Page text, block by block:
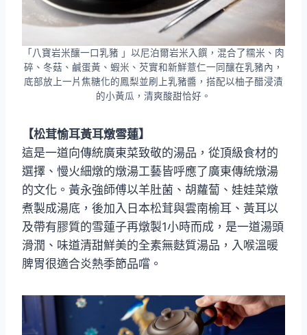
「八寶岩米釀一口乳豬 」以尼泊爾岩米入饌，混合了糯米、肉
碎、冬菇、鹹蛋黃、蝦米、芡實和新鮮薏仁一同釀在乳豬內，
底部放上一片焦糖化的鳳梨並刷上乳豬醬，搭配以柚子醋浸漬
的小黃瓜，清爽酸甜恰好。
【松茸愉耳黃耳燉雪蓮】
這是一道向傳統廣東菜致敬的湯品，從頂級食材的
選擇、慢火細燉的燉湯工藝皆呼應了廣東傳統燉湯
的文化。黃永強師傅以羊肚菌、胡蘿蔔、娃娃菜燉
煮製成湯底，後加入日本松茸與雲南榆耳、黃耳以
及帶有膠質的雪蓮子再燉製1小時而成，是一道湯頭
滑潤、味道清甜鮮美的全素無麩質湯品，入喉溫暖
脾胃很適合炎熱季節品嚐。